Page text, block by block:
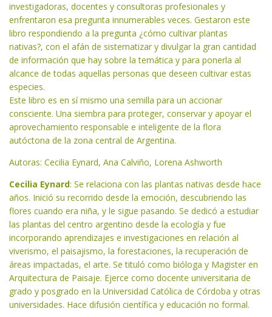
investigadoras, docentes y consultoras profesionales y
enfrentaron esa pregunta innumerables veces. Gestaron este
libro respondiendo a la pregunta ¿cómo cultivar plantas
nativas?, con el afán de sistematizar y divulgar la gran cantidad
de información que hay sobre la temática y para ponerla al
alcance de todas aquellas personas que deseen cultivar estas
especies.
Este libro es en sí mismo una semilla para un accionar
consciente. Una siembra para proteger, conservar y apoyar el
aprovechamiento responsable e inteligente de la flora
autóctona de la zona central de Argentina.
Autoras: Cecilia Eynard, Ana Calviño, Lorena Ashworth
Cecilia Eynard: Se relaciona con las plantas nativas desde hace
años. Inició su recorrido desde la emoción, descubriendo las
flores cuando era niña, y le sigue pasando. Se dedicó a estudiar
las plantas del centro argentino desde la ecología y fue
incorporando aprendizajes e investigaciones en relación al
viverismo, el paisajismo, la forestaciones, la recuperación de
áreas impactadas, el arte. Se tituló como bióloga y Magister en
Arquitectura de Paisaje. Ejerce como docente universitaria de
grado y posgrado en la Universidad Católica de Córdoba y otras
universidades. Hace difusión científica y educación no formal.